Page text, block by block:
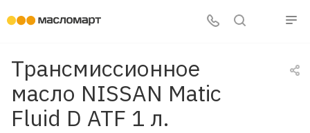
Трансмиссионное
масло NISSAN Matic
Fluid D ATF 1 л.